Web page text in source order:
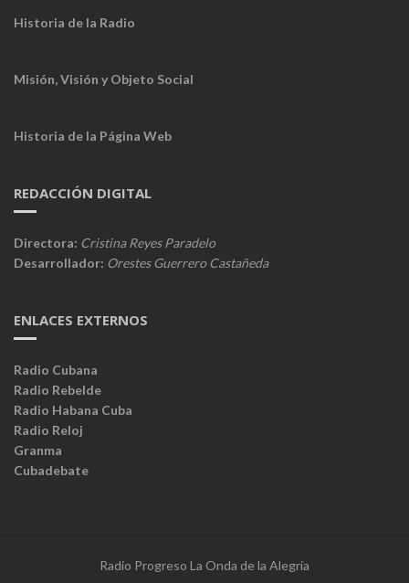
Historia de la Radio
Misión, Visión y Objeto Social
Historia de la Página Web
REDACCIÓN DIGITAL
Directora: Cristina Reyes Paradelo
Desarrollador: Orestes Guerrero Castañeda
ENLACES EXTERNOS
Radio Cubana
Radio Rebelde
Radio Habana Cuba
Radio Reloj
Granma
Cubadebate
Radio Progreso La Onda de la Alegría